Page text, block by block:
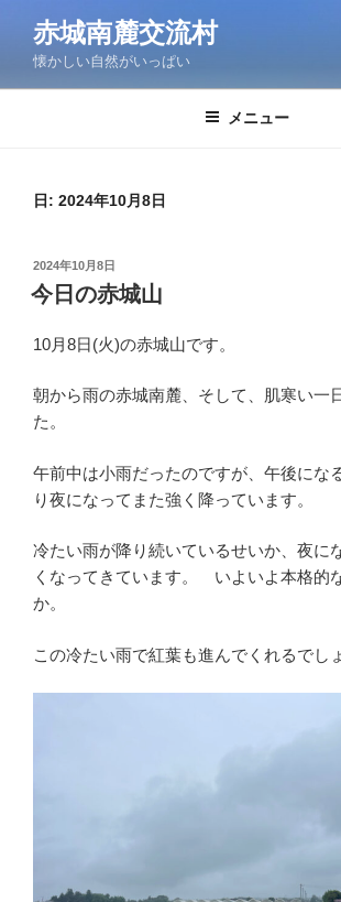
ン
赤城南麓交流村
懐かしい自然がいっぱい
メニュー
日: 2024年10月8日
投
稿
日:
2024年10月8日
今日の赤城山
10月8日(火)の赤城山です。
朝から雨の赤城南麓、そして、肌寒い一
た。
午前中は小雨だったのですが、午後にな
り夜になってまた強く降っています。
冷たい雨が降り続いているせいか、夜に
くなってきています。 いよいよ本格的
か。
この冷たい雨で紅葉も進んでくれるでし